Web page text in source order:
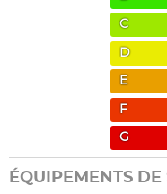
C
D
E
F
G
ÉQUIPEMENTS DE